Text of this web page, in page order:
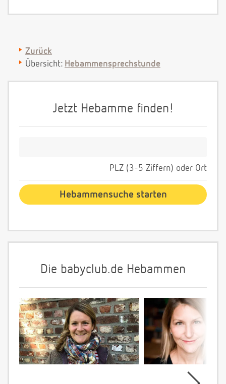
Zurück
Übersicht: Hebammensprechstunde
Jetzt Hebamme finden!
PLZ (3-5 Ziffern) oder Ort
Die babyclub.de Hebammen